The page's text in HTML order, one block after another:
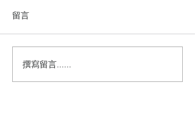
留言
撰寫留言......